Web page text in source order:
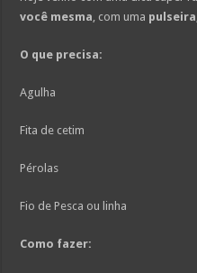
você mesma , com uma pulseira
O que precisa:
Agulha
Fita de cetim
Pérolas
Fio de Pesca ou linha
Como fazer: